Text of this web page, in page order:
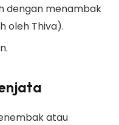
dengan menambak
oleh Thiva).
atau